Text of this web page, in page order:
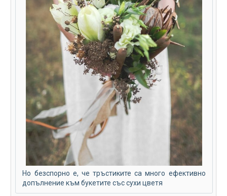
Но безспорно е, че тръстиките са много ефективно
допълнение към букетите със сухи цветя